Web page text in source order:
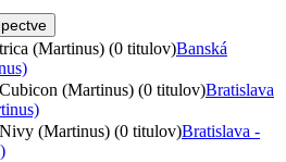
(Martinus) (0 titulov)Banská
(Martinus) (0 titulov)Bratislava
(Martinus) (0 titulov)Bratislava -